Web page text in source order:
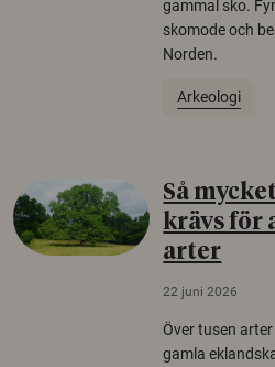
gammal sko.
skomode och
Norden.
Arkeologi
Så
krävs för
arter
22 juni 2026
Över tusen
gamla